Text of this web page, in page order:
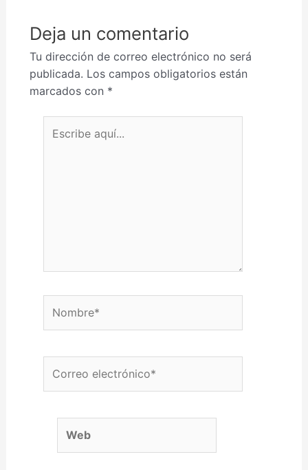
Deja un comentario
Tu dirección de correo electrónico no será
publicada. Los campos obligatorios están
marcados con *